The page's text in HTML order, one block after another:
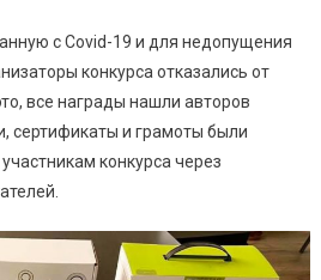
с Covid-19 и для недопущения
конкурса отказались от
все награды нашли авторов
сертификаты и грамоты были
конкурса через